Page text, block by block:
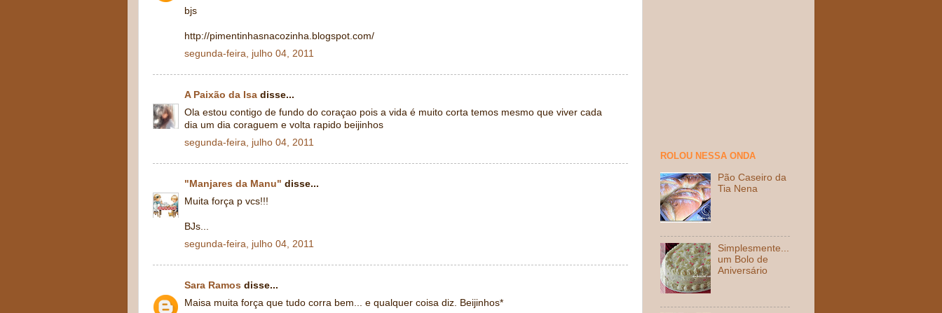
bjs
http://pimentinhasnacozinha.blogspot.com/
segunda-feira, julho 04, 2011
A Paixão da Isa disse...
Ola estou contigo de fundo do coraçao pois a vida é muito corta temos mesmo que viver cada
dia um dia coraguem e volta rapido beijinhos
segunda-feira, julho 04, 2011
"Manjares da Manu" disse...
Muita força p vcs!!!
BJs...
segunda-feira, julho 04, 2011
Sara Ramos disse...
Maisa muita força que tudo corra bem... e qualquer coisa diz. Beijinhos*
ROLOU NESSA ONDA
Pão Caseiro da
Tia Nena
Simplesmente...
um Bolo de
Aniversário